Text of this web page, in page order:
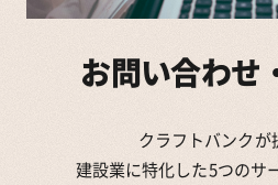
お問い合わせ
クラフトバンクが
建設業に特化した5つのサ